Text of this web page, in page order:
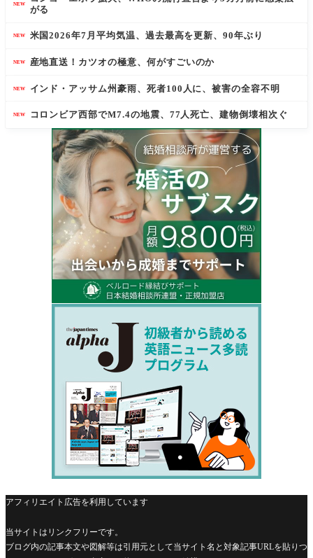
NEW
がる
NEW 米国2026年7月平均気温、過去最高を更新、90年ぶり
NEW 産地直送！カツオの極意、何がすごいのか
NEW インド・アッサム州豪雨、死者100人に、被害の全容不明
NEW コロンビア西部でM7.4の地震、77人死亡、建物倒壊相次ぐ
アフィリエイト広告を利用しています
当サイトはリンクフリーです。
ブログ内の記事本文や図解等は引用元として当サイト名と対象記事URLを貼りつ